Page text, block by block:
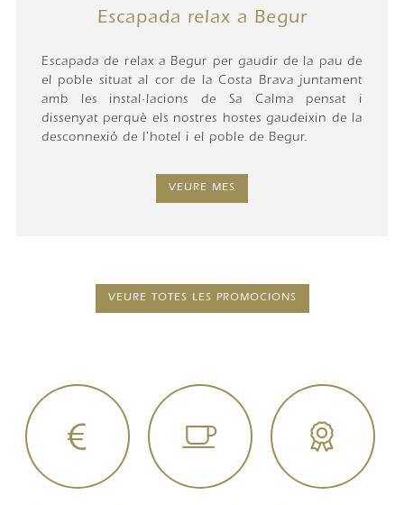
Escapada relax a Begur
Escapada de relax a Begur per gaudir de la pau de
el poble situat al cor de la Costa Brava juntament
amb les instal·lacions de Sa Calma pensat i
dissenyat perquè els nostres hostes gaudeixin de la
desconnexió de l'hotel i el poble de Begur.
VEURE MES
VEURE TOTES LES PROMOCIONS